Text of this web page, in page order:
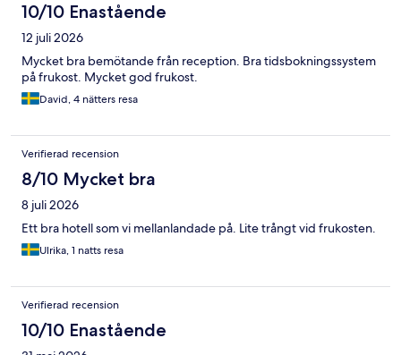
10/10 Enastående
12 juli 2026
Mycket bra bemötande från reception. Bra tidsbokningssystem
på frukost. Mycket god frukost.
David, 4 nätters resa
Verifierad recension
8/10 Mycket bra
8 juli 2026
Ett bra hotell som vi mellanlandade på. Lite trångt vid frukosten.
Ulrika, 1 natts resa
Verifierad recension
10/10 Enastående